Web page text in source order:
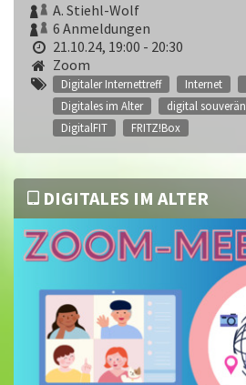
A. Stiehl-Wolf
6 Anmeldungen
21.10.24, 19:00 - 20:30
Zoom
Digitaler Internettreff Internet
Digitales im Alter
digital souverän
DigitalFIT
FRITZ!Box
DIGITALES IM ALTER